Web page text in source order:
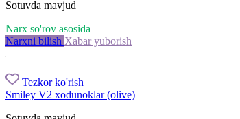
Sotuvda mavjud
Narx so'rov asosida
Narxni bilish Xabar yuborish
Tezkor ko'rish
Smiley V2 xodunoklar (olive)